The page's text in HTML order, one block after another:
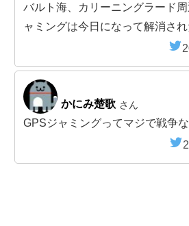
バルト海、カリーニングラード
ャミングは今日になって解消さ
かにみ楚歌 さん
GPSジャミングってマジで戦争